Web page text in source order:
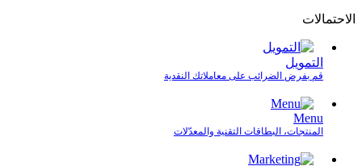
الاحتمالات
التمويل
قم بفرض الضرائب على معاملاتك النقدية
Menu
المنتجات، البطاقات التقنية والمعدّلات